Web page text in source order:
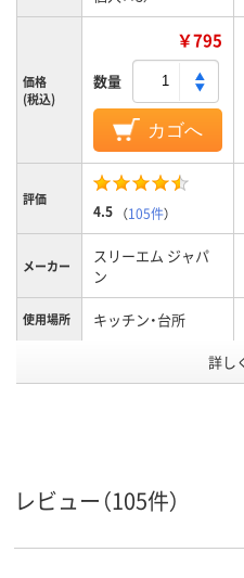
価格
(税込)
￥795
数量
カゴへ
評価
4.5 （105件）
メーカー
スリーエム ジャパ
ン
使用場所 キッチン・台所
50
詳し
レビュー（105件）